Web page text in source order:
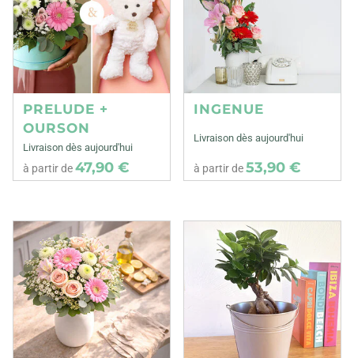
PRELUDE +
OURSON
Livraison dès aujourd'hui
à partir de47,90 €
INGENUE
Livraison dès aujourd'hui
à partir de53,90 €